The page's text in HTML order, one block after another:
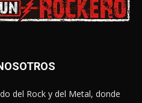
del Rock y del Metal, donde